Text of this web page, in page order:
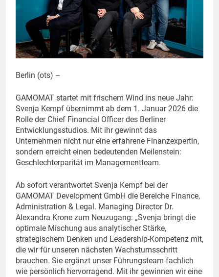
Berlin (ots) –
GAMOMAT startet mit frischem Wind ins neue Jahr:
Svenja Kempf übernimmt ab dem 1. Januar 2026 die
Rolle der Chief Financial Officer des Berliner
Entwicklungsstudios. Mit ihr gewinnt das
Unternehmen nicht nur eine erfahrene Finanzexpertin,
sondern erreicht einen bedeutenden Meilenstein:
Geschlechterparität im Managementteam.
Ab sofort verantwortet Svenja Kempf bei der
GAMOMAT Development GmbH die Bereiche Finance,
Administration & Legal. Managing Director Dr.
Alexandra Krone zum Neuzugang: „Svenja bringt die
optimale Mischung aus analytischer Stärke,
strategischem Denken und Leadership-Kompetenz mit,
die wir für unseren nächsten Wachstumsschritt
brauchen. Sie ergänzt unser Führungsteam fachlich
wie persönlich hervorragend. Mit ihr gewinnen wir eine